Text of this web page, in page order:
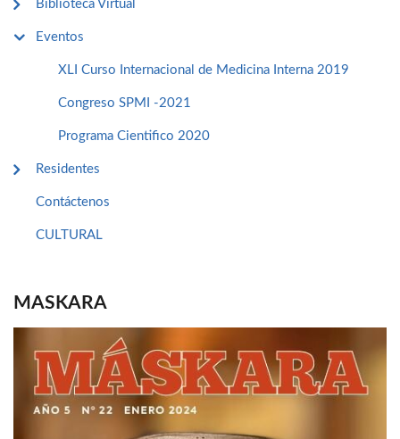
Biblioteca Virtual
Eventos
XLI Curso Internacional de Medicina Interna 2019
Congreso SPMI -2021
Programa Cientifico 2020
Residentes
Contáctenos
CULTURAL
MASKARA